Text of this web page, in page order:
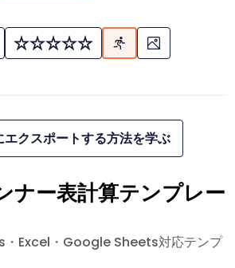
クスポートする方法を学ぶ
ナー表計算テンプレー
Excel・Google Sheets対応テンプ